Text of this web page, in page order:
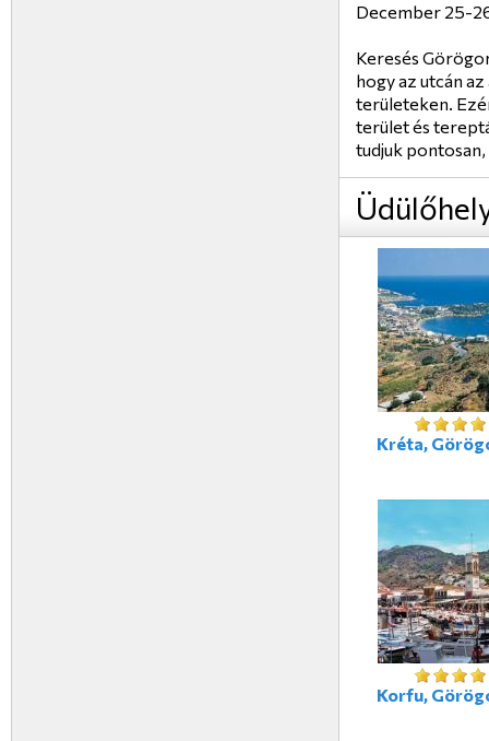
December 25-
Keresés
hogy az utcán
területeken.
terület és
tudjuk pontosan,
Kréta,
Korfu,